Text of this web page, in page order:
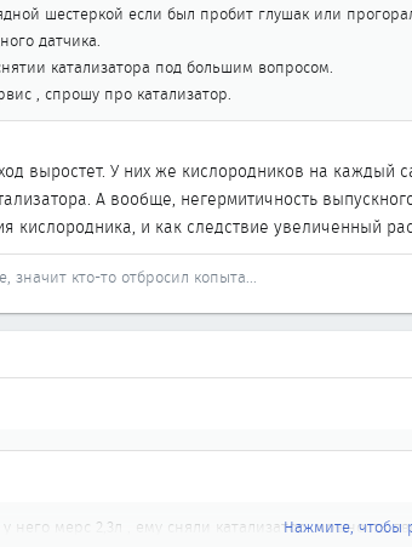
шестеркой если был пробит глушак или
датчика.
катализатора под большим вопросом.
, спрошу про катализатор.
выростет. У них же кислородников на каждый
А вообще, негермитичность
кислородника, и как следствие увеличенный
значит кто-то отбросил копыта...
него мерс 2,3л , ему сняли катализатор ,мощность
Нажмите, чтобы